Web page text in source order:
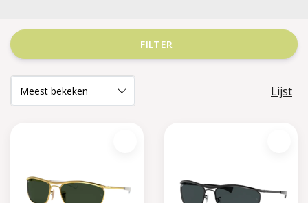
FILTER
Lijst